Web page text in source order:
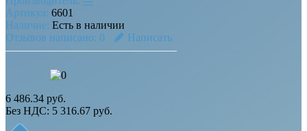
Артикул: 6601
Наличие: Есть в наличии
Отзывов написано: 0 Написать
6 486.34 руб.
Без НДС: 5 316.67 руб.